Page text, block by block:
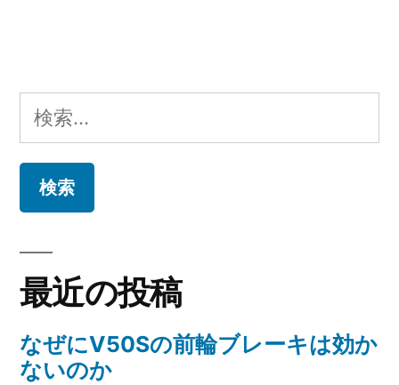
ー
シ
ョ
ン
検
索:
最近の投稿
なぜにV50Sの前輪ブレーキは効か
ないのか